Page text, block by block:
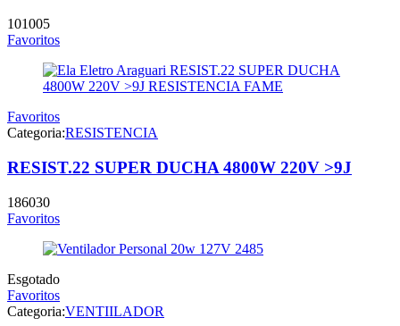
101005
Favoritos
Favoritos
Categoria:RESISTENCIA
RESIST.22 SUPER DUCHA 4800W 220V >9J
186030
Favoritos
Esgotado
Favoritos
Categoria:VENTIILADOR